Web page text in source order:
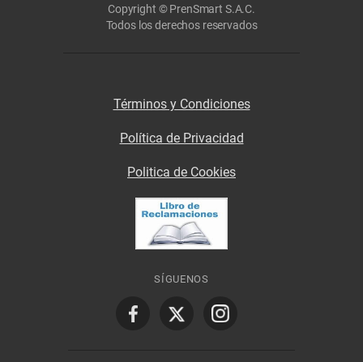
Copyright © PrenSmart S.A.C.
Todos los derechos reservados
Términos y Condiciones
Política de Privacidad
Politica de Cookies
SÍGUENOS